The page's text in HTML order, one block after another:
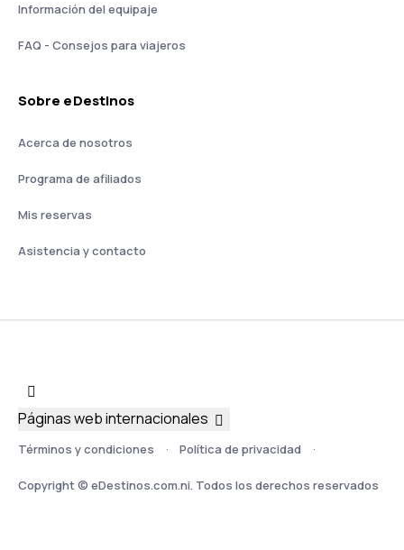
Información del equipaje
FAQ - Consejos para viajeros
Sobre eDestinos
Acerca de nosotros
Programa de afiliados
Mis reservas
Asistencia y contacto
Términos y condiciones Política de privacidad
Copyright © eDestinos.com.ni. Todos los derechos reservados
Páginas web internacionales